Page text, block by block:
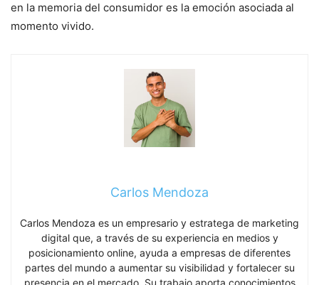
en la memoria del consumidor es la emoción asociada al
momento vivido.
Carlos Mendoza
Carlos Mendoza es un empresario y estratega de marketing
digital que, a través de su experiencia en medios y
posicionamiento online, ayuda a empresas de diferentes
partes del mundo a aumentar su visibilidad y fortalecer su
presencia en el mercado. Su trabajo aporta conocimientos